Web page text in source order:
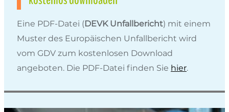
Eine PDF-Datei (DEVK Unfallbericht) mit einem
Muster des Europäischen Unfallbericht wird
vom GDV zum kostenlosen Download
angeboten. Die PDF-Datei finden Sie hier.